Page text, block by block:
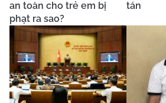
an toàn cho trẻ em bị
phạt ra sao?
tán